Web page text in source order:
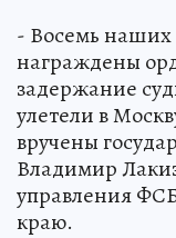
- Восемь наших
награждены
задержание
улетели в
вручены
Владимир
управления
краю.